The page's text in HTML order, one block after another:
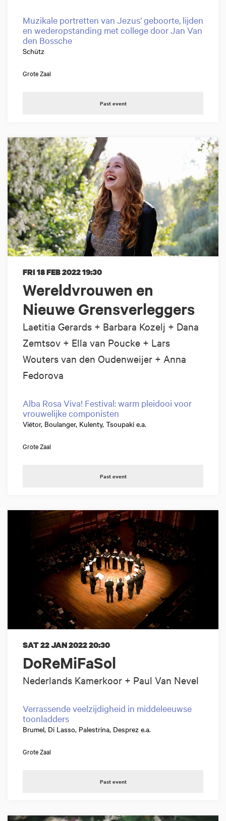
Muzikale portretten van Jezus’ geboorte, lijden
en wederopstanding met college door Jan Van
den Bossche
Schütz
Grote Zaal
Past event
Wereldvrouwen en
Nieuwe Grensverleggers
Laetitia Gerards + Barbara Kozelj + Dana
Zemtsov + Ella van Poucke + Lars
Wouters van den Oudenweijer + Anna
Fedorova
FRI 18 FEB 202219:30
Alba Rosa Viva! Festival: warm pleidooi voor
vrouwelijke componisten
Viëtor, Boulanger, Kulenty, Tsoupaki e.a.
Grote Zaal
Past event
DoReMiFaSol
Nederlands Kamerkoor + Paul Van Nevel
SAT 22 JAN 202220:30
Verrassende veelzijdigheid in middeleeuwse
toonladders
Brumel, Di Lasso, Palestrina, Desprez e.a.
Grote Zaal
Past event